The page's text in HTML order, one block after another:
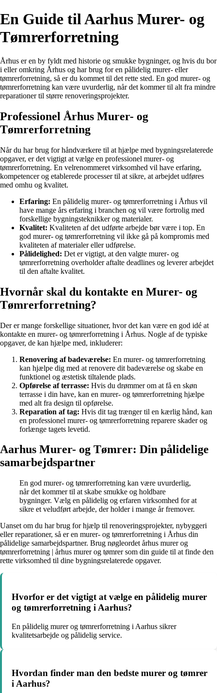
En Guide til Aarhus Murer- og
Tømrerforretning
Århus er en by fyldt med historie og smukke bygninger, og hvis du bor
i eller omkring Århus og har brug for en pålidelig murer- eller
tømrerforretning, så er du kommet til det rette sted. En god murer- og
tømrerforretning kan være uvurderlig, når det kommer til alt fra mindre
reparationer til større renoveringsprojekter.
Professionel Århus Murer- og
Tømrerforretning
Når du har brug for håndværkere til at hjælpe med bygningsrelaterede
opgaver, er det vigtigt at vælge en professionel murer- og
tømrerforretning. En velrenommeret virksomhed vil have erfaring,
kompetencer og etablerede processer til at sikre, at arbejdet udføres
med omhu og kvalitet.
Erfaring: En pålidelig murer- og tømrerforretning i Århus vil
have mange års erfaring i branchen og vil være fortrolig med
forskellige bygningsteknikker og materialer.
Kvalitet: Kvaliteten af det udførte arbejde bør være i top. En
god murer- og tømrerforretning vil ikke gå på kompromis med
kvaliteten af materialer eller udførelse.
Pålidelighed: Det er vigtigt, at den valgte murer- og
tømrerforretning overholder aftalte deadlines og leverer arbejdet
til den aftalte kvalitet.
Hvornår skal du kontakte en Murer- og
Tømrerforretning?
Der er mange forskellige situationer, hvor det kan være en god idé at
kontakte en murer- og tømrerforretning i Århus. Nogle af de typiske
opgaver, de kan hjælpe med, inkluderer:
Renovering af badeværelse: En murer- og tømrerforretning
kan hjælpe dig med at renovere dit badeværelse og skabe en
funktionel og æstetisk tiltalende plads.
Opførelse af terrasse: Hvis du drømmer om at få en skøn
terrasse i din have, kan en murer- og tømrerforretning hjælpe
med alt fra design til opførelse.
Reparation af tag: Hvis dit tag trænger til en kærlig hånd, kan
en professionel murer- og tømrerforretning reparere skader og
forlænge tagets levetid.
Aarhus Murer- og Tømrer: Din pålidelige
samarbejdspartner
En god murer- og tømrerforretning kan være uvurderlig,
når det kommer til at skabe smukke og holdbare
bygninger. Vælg en pålidelig og erfaren virksomhed for at
sikre et veludført arbejde, der holder i mange år fremover.
Uanset om du har brug for hjælp til renoveringsprojekter, nybyggeri
eller reparationer, så er en murer- og tømrerforretning i Århus din
pålidelige samarbejdspartner. Brug nøgleordet århus murer og
tømrerforretning | århus murer og tømrer som din guide til at finde den
rette virksomhed til dine bygningsrelaterede opgaver.
Hvorfor er det vigtigt at vælge en pålidelig murer
og tømrerforretning i Aarhus?
En pålidelig murer og tømrerforretning i Aarhus sikrer
kvalitetsarbejde og pålidelig service.
Hvordan finder man den bedste murer og tømrer
i Aarhus?